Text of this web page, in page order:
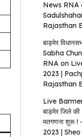
News RNA
Rajasthan
बाड़मेर
Sabha
RNA on
2023 |
Rajasthan
Live
बाड़मेर जिले की
मतगणना शुरू
2023 |